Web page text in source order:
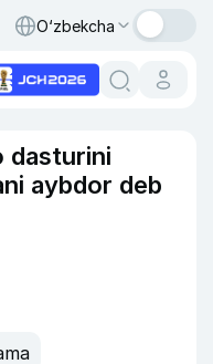
O‘zbekcha
dasturini
aybdor deb